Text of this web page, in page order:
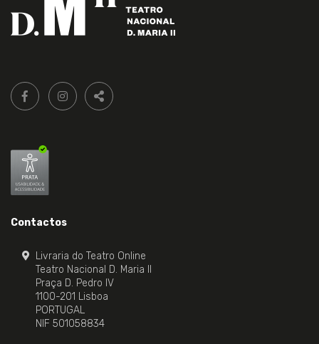
Siga-
nos:
FACEBOOK LIVRARIA DO TEATRO ONLINE.
INSTAGRAM LIVRARIA DO TEATRO ONLINE.
PARTILHAR
Contactos
Livraria do Teatro Online
Teatro Nacional D. Maria II
Praça D. Pedro IV
1100-201 Lisboa
PORTUGAL
NIF 501058834